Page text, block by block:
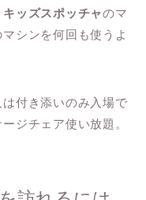
キッズスポッチャのマ
シンを何回も使うよ
付き添いのみ入場で
ジチェア使い放題。